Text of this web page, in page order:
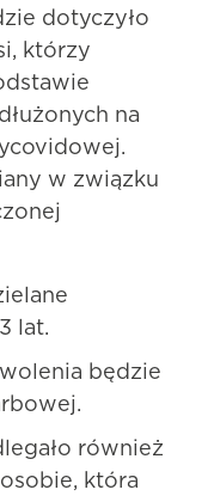
dotyczyło
którzy
na
w związku
lat.
będzie
również
która